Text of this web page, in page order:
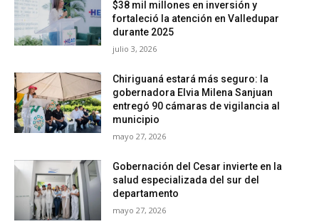
$38 mil millones en inversión y
fortaleció la atención en Valledupar
durante 2025
julio 3, 2026
Chiriguaná estará más seguro: la
gobernadora Elvia Milena Sanjuan
entregó 90 cámaras de vigilancia al
municipio
mayo 27, 2026
Gobernación del Cesar invierte en la
salud especializada del sur del
departamento
mayo 27, 2026